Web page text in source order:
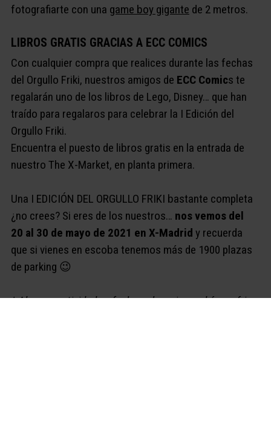
fotografiarte con una game boy gigante de 2 metros.
LIBROS GRATIS GRACIAS A ECC COMICS
Con cualquier compra que realices durante las fechas
del Orgullo Friki, nuestros amigos de ECC Comics te
regalarán uno de los libros de Lego, Disney… que han
traído para regalaros para celebrar la I Edición del
Orgullo Friki.
Encuentra el puesto de libros gratis en la entrada de
nuestro The X-Market, en planta primera.
Una I EDICIÓN DEL ORGULLO FRIKI bastante completa
¿no crees? Si eres de los nuestros… nos vemos del
20 al 30 de mayo de 2021 en X-Madrid y recuerda
que si vienes en escoba tenemos más de 1900 plazas
de parking 😉
* Algunas actividades, fechas y horarios podrían sufrir